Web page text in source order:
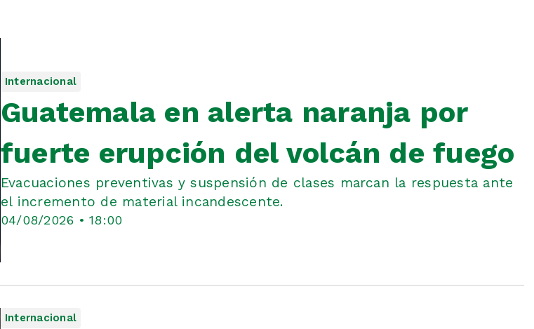
Internacional
04/08/2026 • 18:00
Guatemala en alerta naranja por
fuerte erupción del volcán de fuego
Evacuaciones preventivas y suspensión de clases marcan la respuesta ante
el incremento de material incandescente.
Internacional